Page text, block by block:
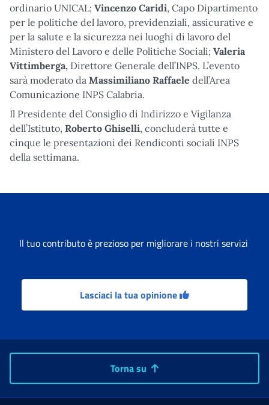
ordinario UNICAL; Vincenzo Caridi, Capo Dipartimento
per le politiche del lavoro, previdenziali, assicurative e
per la salute e la sicurezza nei luoghi di lavoro del
Ministero del Lavoro e delle Politiche Sociali; Valeria
Vittimberga, Direttore Generale dell’INPS. L’evento
sarà moderato da Massimiliano Raffaele dell’Area
Comunicazione INPS Calabria.
Il Presidente del Consiglio di Indirizzo e Vigilanza
dell’Istituto, Roberto Ghiselli, concluderà tutte e
cinque le presentazioni dei Rendiconti sociali INPS
della settimana.
Il tuo contributo è prezioso per migliorare i nostri servizi
Lasciaci la tua opinione
Torna su